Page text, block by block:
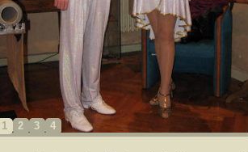
1 2 3 4